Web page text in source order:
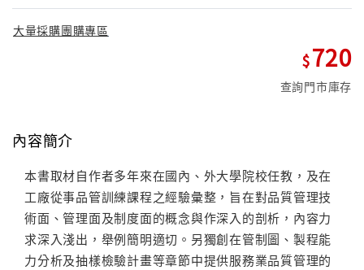
大量採購團購專區
720
查詢門市庫存
內容簡介
本書取材自作者多年來在國內、外大學院校任教，及在
工廠從事品管訓練課程之經驗彙整，旨在對品質管理技
術面、管理面及制度面的概念與作深入的剖析，內容力
求深入淺出，舉例簡明適切。另獨創在管制圖、製程能
力分析及抽樣檢驗計畫等章節中提供服務業品質管理的